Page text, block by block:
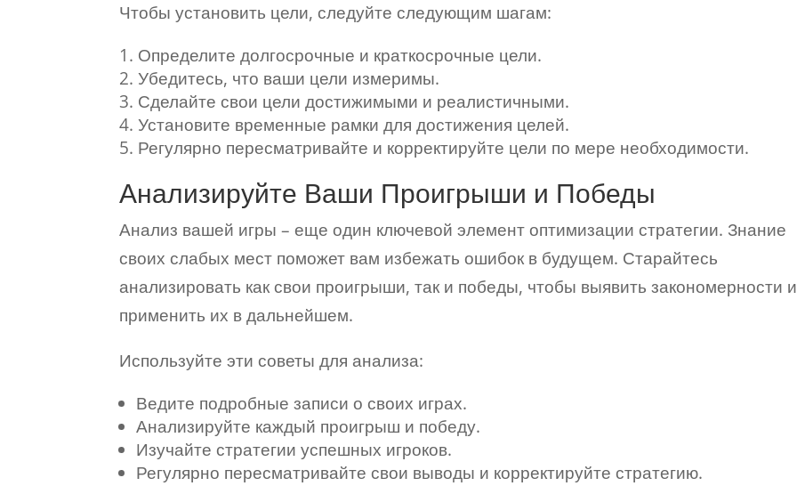
Чтобы установить цели, следуйте следующим шагам:
Определите долгосрочные и краткосрочные цели.
Убедитесь, что ваши цели измеримы.
Сделайте свои цели достижимыми и реалистичными.
Установите временные рамки для достижения целей.
Регулярно пересматривайте и корректируйте цели по мере необходимости.
Анализируйте Ваши Проигрыши и Победы
Анализ вашей игры – еще один ключевой элемент оптимизации стратегии. Знание
своих слабых мест поможет вам избежать ошибок в будущем. Старайтесь
анализировать как свои проигрыши, так и победы, чтобы выявить закономерности и
применить их в дальнейшем.
Используйте эти советы для анализа:
Ведите подробные записи о своих играх.
Анализируйте каждый проигрыш и победу.
Изучайте стратегии успешных игроков.
Регулярно пересматривайте свои выводы и корректируйте стратегию.